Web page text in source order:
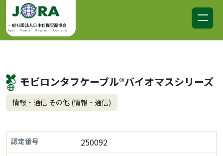
コンテンツへスキップ
メインナビゲーション
一般社団法人日本有機資源協会
Japan Organics Recycling Association
モビロンタフケーブル®バイオマスシリーズ
情報・通信 その他 (情報・通信)
認定番号 250092